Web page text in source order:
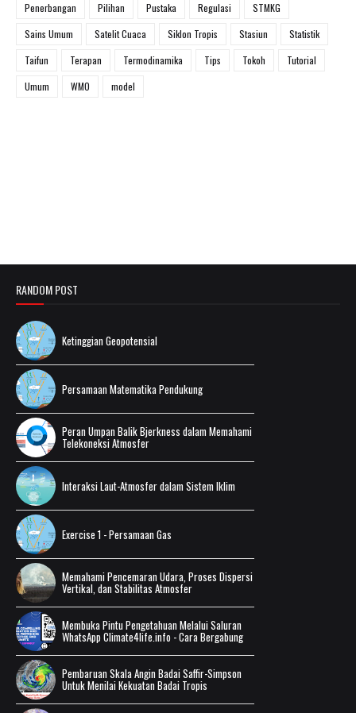
Penerbangan
Pilihan Pustaka Regulasi
STMKG
Sains Umum
Satelit Cuaca Siklon Tropis Stasiun
Statistik
Taifun
Terapan Termodinamika Tips Tokoh
Tutorial
Umum
WMO model
RANDOM POST
Ketinggian Geopotensial
Persamaan Matematika Pendukung
Peran Umpan Balik Bjerkness dalam Memahami
Telekoneksi Atmosfer
Interaksi Laut-Atmosfer dalam Sistem Iklim
Exercise 1 - Persamaan Gas
Memahami Pencemaran Udara, Proses Dispersi
Vertikal, dan Stabilitas Atmosfer
Membuka Pintu Pengetahuan Melalui Saluran
WhatsApp Climate4life.info - Cara Bergabung
Pembaruan Skala Angin Badai Saffir-Simpson
Untuk Menilai Kekuatan Badai Tropis